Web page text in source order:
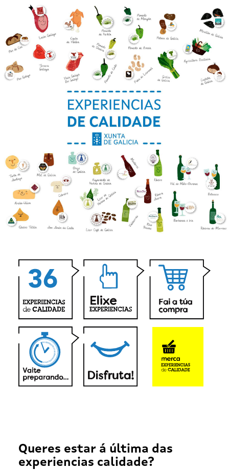
Queres estar á última das
experiencias calidade?